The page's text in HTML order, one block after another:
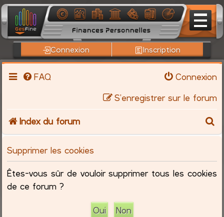
Connexion Inscription
FAQ
Connexion
S’enregistrer sur le forum
Index du forum
c
Supprimer les cookies
Êtes-vous sûr de vouloir supprimer tous les cookies
de ce forum ?